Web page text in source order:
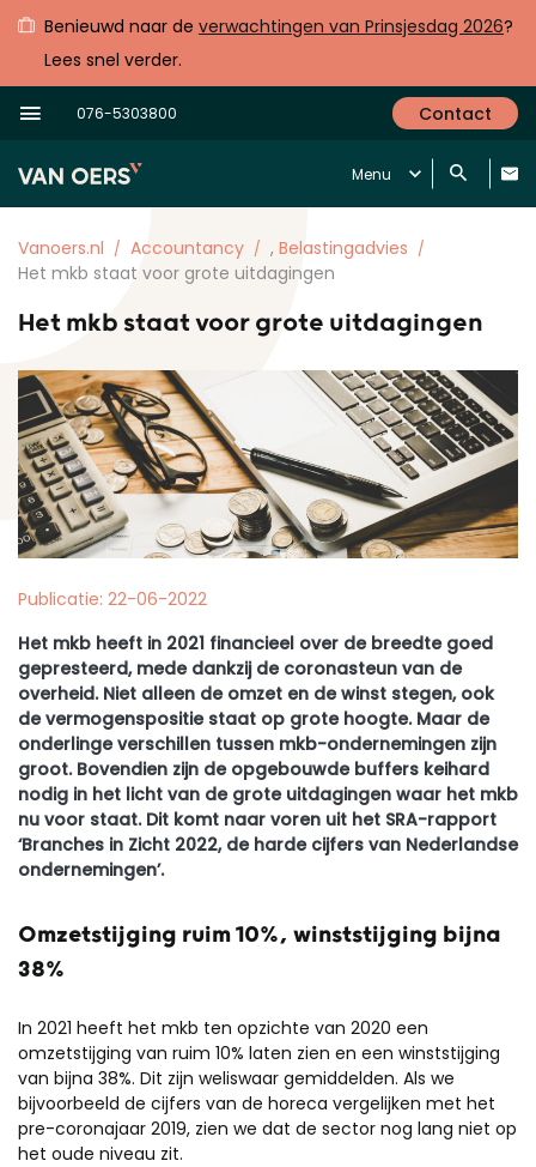
Benieuwd naar de verwachtingen van Prinsjesdag 2026?
Lees snel verder.
076-5303800 Contact
Menu
Vanoers.nl Accountancy , Belastingadvies
Het mkb staat voor grote uitdagingen
Het mkb staat voor grote uitdagingen
Publicatie: 22-06-2022
Het mkb heeft in 2021 financieel over de breedte goed
gepresteerd, mede dankzij de coronasteun van de
overheid. Niet alleen de omzet en de winst stegen, ook
de vermogenspositie staat op grote hoogte. Maar de
onderlinge verschillen tussen mkb-ondernemingen zijn
groot. Bovendien zijn de opgebouwde buffers keihard
nodig in het licht van de grote uitdagingen waar het mkb
nu voor staat. Dit komt naar voren uit het SRA-rapport
‘Branches in Zicht 2022, de harde cijfers van Nederlandse
ondernemingen’.
Omzetstijging ruim 10%, winststijging bijna
38%
In 2021 heeft het mkb ten opzichte van 2020 een
omzetstijging van ruim 10% laten zien en een winststijging
van bijna 38%. Dit zijn weliswaar gemiddelden. Als we
bijvoorbeeld de cijfers van de horeca vergelijken met het
pre-coronajaar 2019, zien we dat de sector nog lang niet op
het oude niveau zit.